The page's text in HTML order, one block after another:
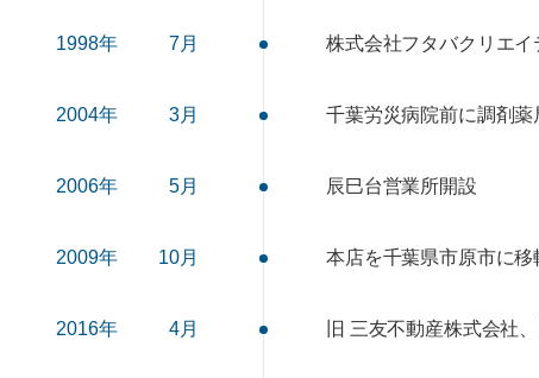
1998年 7月 株式会社フタバクリエ
2004年 3月 千葉労災病院前に調剤
2006年 5月 辰巳台営業所開設
2009年 10月 本店を千葉県市原市に移
2016年 4月 旧 三友不動産株式会社